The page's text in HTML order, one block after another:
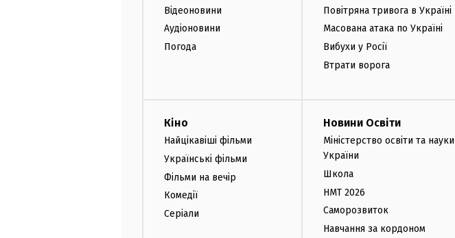
Відеоновини
Аудіоновини
Погода
Повітряна тривога в Україні
Масована атака по Україні
Вибухи у Росії
Втрати ворога
Кіно
Найцікавіші фільми
Українські фільми
Фільми на вечір
Комедії
Серіали
Новини Освіти
Міністерство освіти та науки
України
Школа
НМТ 2026
Саморозвиток
Навчання за кордоном